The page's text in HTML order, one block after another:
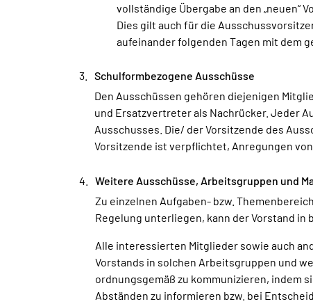
vollständige Übergabe an den
Dies gilt auch für die
aufeinander folgenden Tagen mit dem
Schulformbezogene Ausschüsse
Den Ausschüssen gehören diejenigen
und Ersatzvertreter als Nachrücker. Jeder
Ausschusses. Die/ der Vorsitzende des
Vorsitzende ist verpflichtet, Anregungen
Weitere Ausschüsse, Arbeitsgruppen und
Zu einzelnen Aufgaben- bzw.
Regelung unterliegen, kann der Vorstand
Alle interessierten Mitglieder sowie auch
Vorstands in solchen Arbeitsgruppen und
ordnungsgemäß zu kommunizieren, indem
Abständen zu informieren bzw. bei